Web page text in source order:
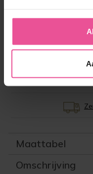
‘Optimale
streven naar
LIPO-
Maattabel
Omschrijving